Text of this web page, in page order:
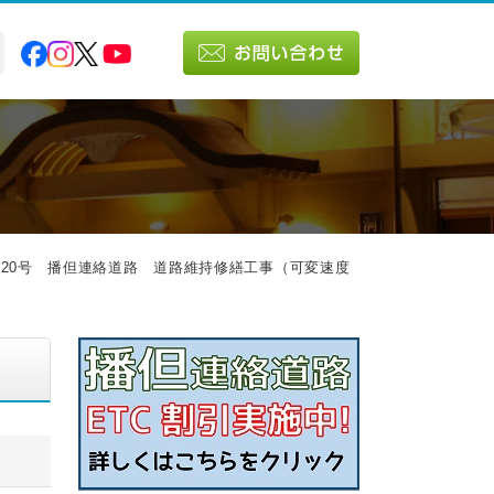
20号 播但連絡道路 道路維持修繕工事（可変速度